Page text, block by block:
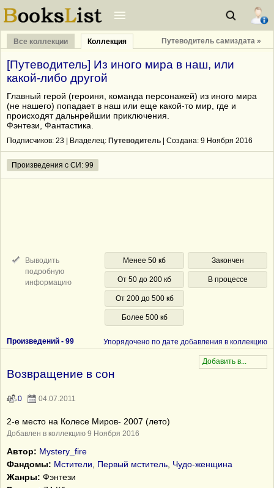
Все коллекции Коллекция Путеводитель самиздата »
[Путеводитель] Из иного мира в наш, или
какой-либо другой
Главный герой (героиня, команда персонажей) из иного мира
(не нашего) попадает в наш или еще какой-то мир, где и
происходят дальнрейшии приключения.
Фэнтези, Фантастика.
Подписчиков: 23 | Владелец: Путеводитель | Cоздана: 9 Ноября 2016
Произведения с СИ: 99
Выводить
подробную
информацию
Менее 50 кб
От 50 до 200 кб
От 200 до 500 кб
Более 500 кб
Закончен
В процессе
Произведений - 99 Упорядочено по дате добавления в коллекцию
Возвращение в сон
0 04.07.2011
2-е место на Колесе Миров- 2007 (лето)
Добавлен в коллекцию 9 Ноября 2016
Автор: Mystery_fire
Фандомы: Мстители Первый мститель Чудо-женщина
Жанры: Фэнтези